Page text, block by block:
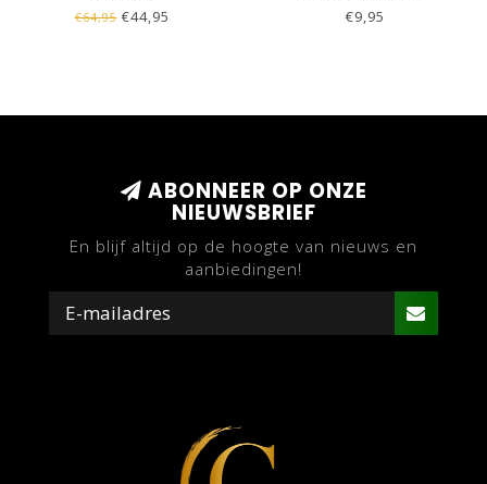
€64,95€44,95
VLOEISTOF
€9,95
ABONNEER OP ONZE
NIEUWSBRIEF
En blijf altijd op de hoogte van nieuws en
aanbiedingen!